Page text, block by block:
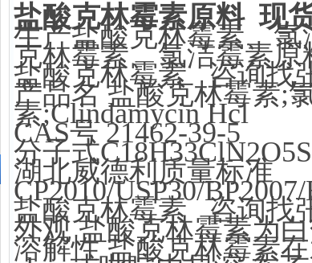
盐酸克林霉素原料 现
生产盐酸克林霉素、
克林霉素、氯洁霉素原
盐酸克林霉素 咨询找
产品名 盐酸克林霉素;
素;Clindamycin Hcl
CAS号 21462-39-5
分子式
湖北威德利质量标准
CP2010/USP30/BP2007/
盐酸克林霉素 咨询找
外观 盐酸克林霉素为
溶解性 盐酸克林霉素